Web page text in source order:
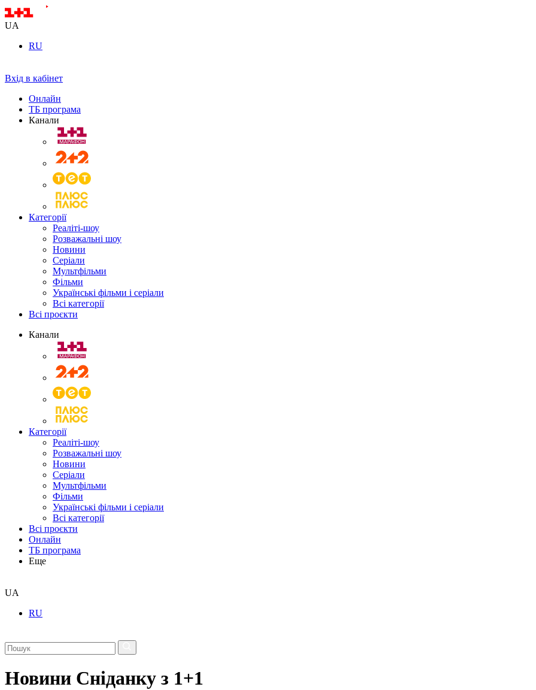
UA
RU
Вхід в кабінет
Онлайн
ТБ програма
Канали
Категорії
Реаліті-шоу
Розважальні шоу
Новини
Серіали
Мультфільми
Фільми
Українські фільми і серіали
Всі категорії
Всі проєкти
Канали
Категорії
Реаліті-шоу
Розважальні шоу
Новини
Серіали
Мультфільми
Фільми
Українські фільми і серіали
Всі категорії
Всі проєкти
Онлайн
ТБ програма
Еще
UA
RU
Новини Сніданку з 1+1